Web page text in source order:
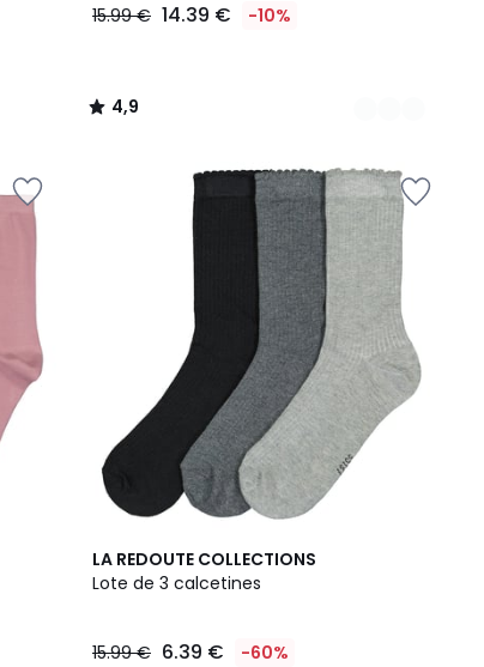
15.99 € 14.39 € -10%
4,9
/
LA REDOUTE COLLECTIONS
Lote de 3 calcetines
15.99 € 6.39 € -60%
4,8
/ 5